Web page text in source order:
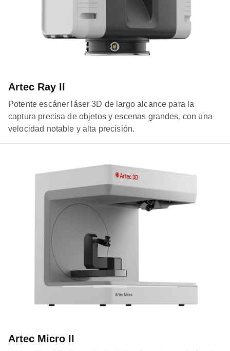
Artec Ray II
Potente escáner láser 3D de largo alcance para la
captura precisa de objetos y escenas grandes, con una
velocidad notable y alta precisión.
Artec Micro II